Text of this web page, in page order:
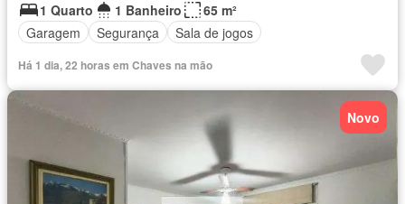
1 Quarto
1 Banheiro
65 m²
Garagem
Segurança Sala de jogos
Há 1 dia, 22 horas em Chaves na mão
Novo